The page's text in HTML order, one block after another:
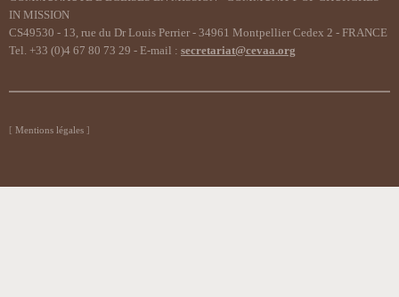
IN MISSION
CS49530 - 13, rue du Dr Louis Perrier - 34961 Montpellier Cedex 2 - FRANCE
Tel. +33 (0)4 67 80 73 29 - E-mail : secretariat@cevaa.org
Mentions légales